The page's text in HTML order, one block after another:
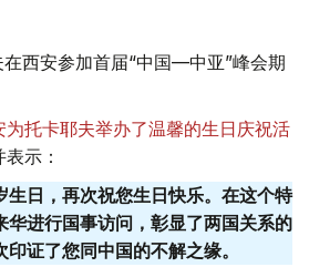
西安参加首届“中国—中亚”峰会期
托卡耶夫举办了温馨的生日庆祝活
示：
日，再次祝您生日快乐。在这个特
华进行国事访问，彰显了两国关系的
证了您同中国的不解之缘。